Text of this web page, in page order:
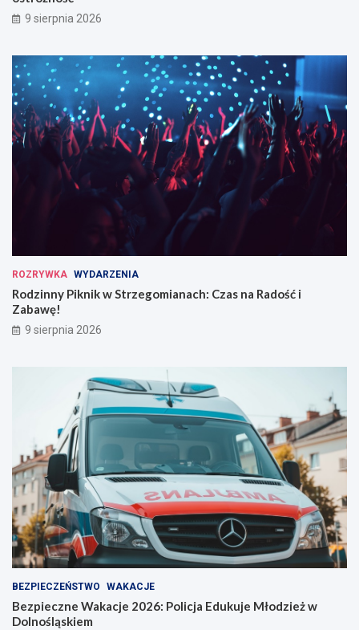
9 sierpnia 2026
ROZRYWKA WYDARZENIA
Rodzinny Piknik w Strzegomianach: Czas na Radość i
Zabawę!
9 sierpnia 2026
BEZPIECZEŃSTWO WAKACJE
Bezpieczne Wakacje 2026: Policja Edukuje Młodzież w
Dolnośląskiem